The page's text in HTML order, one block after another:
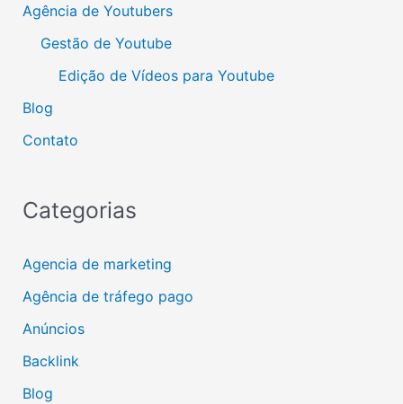
Agência de Youtubers
Gestão de Youtube
Edição de Vídeos para Youtube
Blog
Contato
Categorias
Agencia de marketing
Agência de tráfego pago
Anúncios
Backlink
Blog